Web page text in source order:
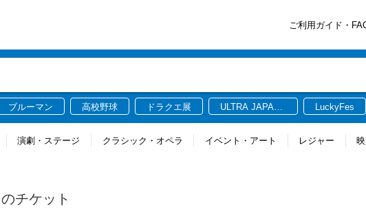
ご利用ガイド・
ブルーマン 高校野球 ドラクエ展
ULTRA JAPAN
LuckyFes
演劇・ステージ クラシック・オペラ イベント・アート レジャー
のチケット